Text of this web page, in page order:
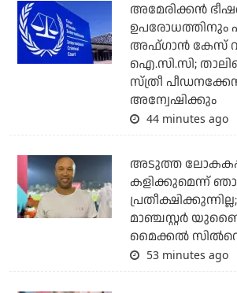
അമേരിക്കന്‍
ഉപരോധത്തിനും
അഫ്ഗാന്‍ കേസ്
ഐ.സി.സി;
സ്ത്രീ
അന്വേഷിക്കും
44 minutes ago
അടുത്ത
കളിക്കുമെന്ന്
മാഞ്ചസ്റ്റര്‍
മൈക്കൽ
53 minutes ago